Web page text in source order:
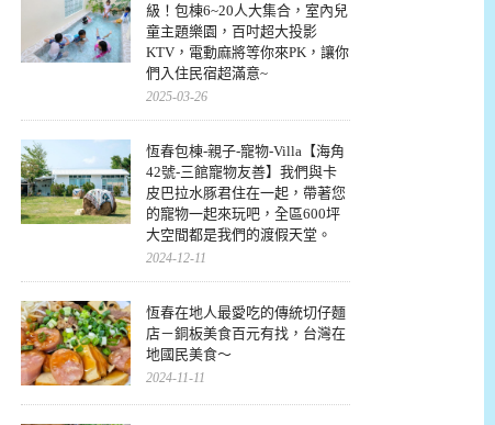
級！包棟6~20人大集合，室內兒
童主題樂園，百吋超大投影
KTV，電動麻將等你來PK，讓你
們入住民宿超滿意~
2025-03-26
恆春包棟-親子-寵物-Villa【海角
42號-三館寵物友善】我們與卡
皮巴拉水豚君住在一起，帶著您
的寵物一起來玩吧，全區600坪
大空間都是我們的渡假天堂。
2024-12-11
恆春在地人最愛吃的傳統切仔麵
店－銅板美食百元有找，台灣在
地國民美食～
2024-11-11